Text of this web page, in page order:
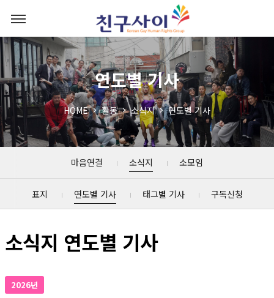
연도별 기사
HOME 활동 소식지 연도별 기사
마음연결 소식지 소모임
표지 연도별 기사 태그별 기사 구독신청
소식지 연도별 기사
2026년